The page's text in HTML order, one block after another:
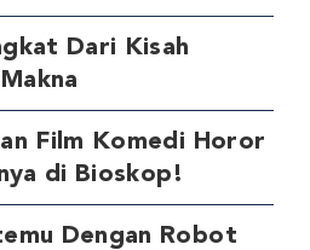
Dari Kisah
Film Komedi Horor
di Bioskop!
Dengan Robot